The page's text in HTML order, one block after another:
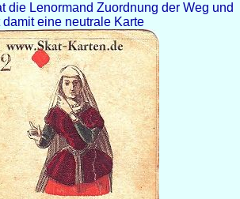
die Lenormand Zuordnung der Weg und
damit eine neutrale Karte